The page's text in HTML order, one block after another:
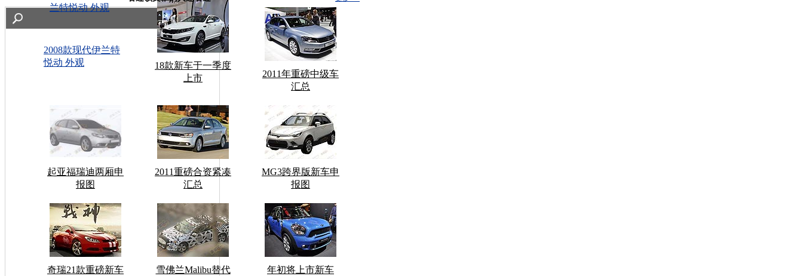
2008款现代伊兰特
悦动 外观
18款新车于一季度
上市
2011年重磅中级车
汇总
起亚福瑞迪两厢申
报图
2011重磅合资紧凑
汇总
MG3跨界版新车申
报图
奇瑞21款重磅新车 雪佛兰Malibu替代 年初将上市新车